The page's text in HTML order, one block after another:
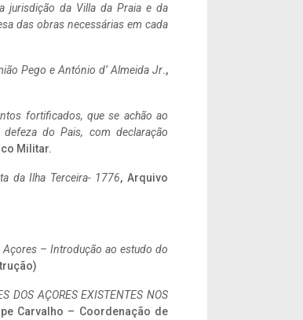
jurisdição da Villa da Praia e da
das obras necessárias em cada
Pego e António d’ Almeida Jr.,
fortificados, que se achão ao
do Pais, com declaração
Militar.
da Ilha Terceira- 1776, Arquivo
– Introdução ao estudo do
DOS AÇORES EXISTENTES NOS
Carvalho – Coordenação de